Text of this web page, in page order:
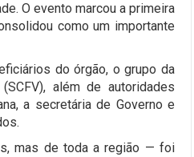
O evento marcou a primeira
como um importante
do órgão, o grupo da
além de autoridades
a secretária de Governo e
mas de toda a região — foi